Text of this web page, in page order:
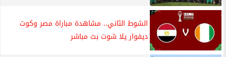
الشوط الثاني.. مشاهدة مباراة مصر وكوت
ديفوار يلا شوت بث مباشر